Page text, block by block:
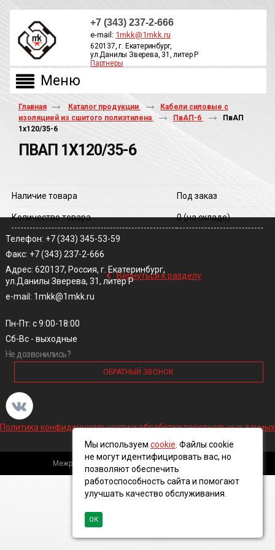
+7 (343) 237-2-666
e-mail: 1mkk@1mkk.ru
620137, г. Екатеринбург,
ул.Данилы Зверева, 31, литер Р
Партнеры
Главная Каталог продукции
Кабели силовые с
изоляцией из сшитого полиэтилена
ПвАП-6
ПвАП
1х120/35-6
ПВАП 1Х120/35-6
Наличие товара Под заказ
Количество товара 0(на складе)
‹ Вернуться к разделу
Телефон: +7 (343) 345-53-59
Факс: +7 (343) 237-2-666
Адрес: 620137, Россия, г. Екатеринбург,
ул.Данилы Зверева, 31, литер Р
e-mail: 1mkk@1mkk.ru
Пн-Пт: с 9:00-18:00
Сб-Вс - выходные
Не дозвонились?
ОБРАТНЫЙ ЗВОНОК
Политика конфиденциальности и обработки персональных данных
Межрегиональная кабельная компания, 2016 ©
Мы используем cookie . Файлы cookie
не могут идентифицировать вас, но
позволяют обеспечить
работоспособность сайта и помогают
улучшать качество обслуживания.
ОК